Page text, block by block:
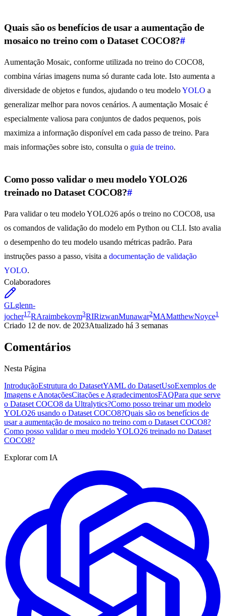
Quais são os benefícios de usar a aumentação de
mosaico no treino com o Dataset COCO8?#
Aumentação Mosaic, conforme utilizada no treino do COCO8,
combina várias imagens numa só durante cada lote. Isto aumenta a
diversidade de objetos e fundos, ajudando o teu modeloYOLO a
generalizar melhor para novos cenários. A aumentação Mosaic é
especialmente valiosa para conjuntos de dados pequenos, pois
maximiza a informação disponível em cada passo de treino. Para
mais informações sobre isto, consulta o guia de treino.
Como posso validar o meu modelo YOLO26
treinado no Dataset COCO8?#
Para validar o teu modelo YOLO26 após o treino no COCO8, usa
os comandos de validação do modelo em Python ou CLI. Isto avalia
o desempenho do teu modelo usando métricas padrão. Para
instruções passo a passo, visita a documentação de validação
YOLO.
Colaboradores
GLglenn-
jocher17RAraimbekovm3RIRizwanMunawar2MAMatthewNoyce1
Criado 12 de nov. de 2023Atualizado há 3 semanas
Comentários
Nesta Página
IntroduçãoEstrutura do DatasetYAML do DatasetUsoExemplos de
Imagens e AnotaçõesCitações e AgradecimentosFAQPara que serve
o Dataset COCO8 da Ultralytics?Como posso treinar um modelo
YOLO26 usando o Dataset COCO8?Quais são os benefícios de
usar a aumentação de mosaico no treino com o Dataset COCO8?
Como posso validar o meu modelo YOLO26 treinado no Dataset
COCO8?
Explorar com IA